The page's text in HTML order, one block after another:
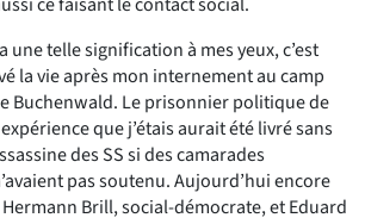
une telle signification à mes yeux, c’est
la vie après mon internement au camp
Buchenwald. Le prisonnier politique de
que j’étais aurait été livré sans
des SS si des camarades
pas soutenu. Aujourd’hui encore
Brill, social-démocrate, et Eduard